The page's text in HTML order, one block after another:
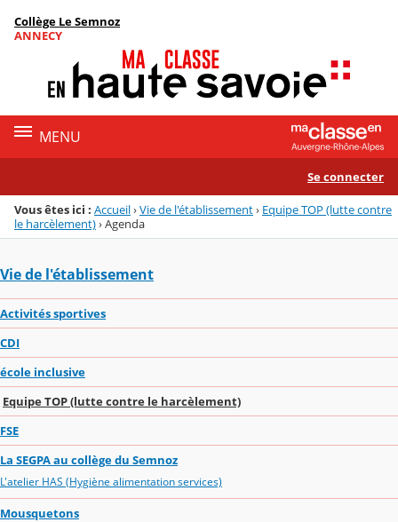
Menu de la rubrique
Contenu
Collège Le Semnoz
ANNECY
MENU
Se connecter
Vous êtes ici : Accueil›Vie de l'établissement› Equipe TOP (lutte contre
le harcèlement)›Agenda
Vie de l'établissement
Activités sportives
CDI
école inclusive
Equipe TOP (lutte contre le harcèlement)
FSE
La SEGPA au collège du Semnoz
L'atelier HAS (Hygiène alimentation services)
Mousquetons